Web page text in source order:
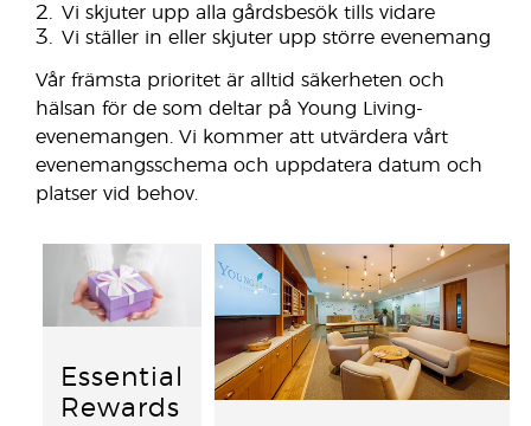
2. Vi skjuter upp alla gårdsbesök tills vidare
3. Vi ställer in eller skjuter upp större evenemang
Vår främsta prioritet är alltid säkerheten och
hälsan för de som deltar på Young Living-
evenemangen. Vi kommer att utvärdera vårt
evenemangsschema och uppdatera datum och
platser vid behov.
Essential
Rewards